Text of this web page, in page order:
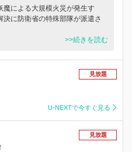
魔による大規模火災が発生す
決に防衛省の特殊部隊が派遣さ
>>続きを読む
見放題
U-NEXTで今すぐ見る
見放題